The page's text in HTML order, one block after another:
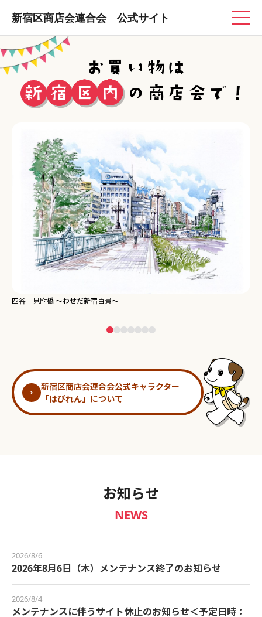
新宿区商店会連合会 公式サイト
新宿区商店会連合会公式キャラクター
「はぴれん」について
お知らせ
NEWS
2026/8/6
2026年8月6日（木）メンテナンス終了のお知らせ
2026/8/4
メンテナンスに伴うサイト休止のお知らせ＜予定日時：